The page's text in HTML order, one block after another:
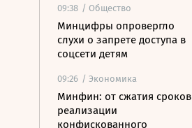
09:38 / Общество
Минцифры опровергло
слухи о запрете доступа в
соцсети детям
09:26 / Экономика
Минфин: от сжатия сроков
реализации
конфискованного